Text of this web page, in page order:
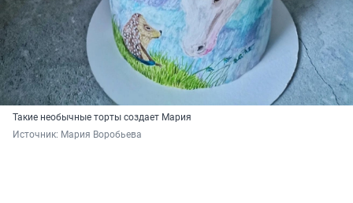
Такие необычные торты создает Мария
Источник: Мария Воробьева